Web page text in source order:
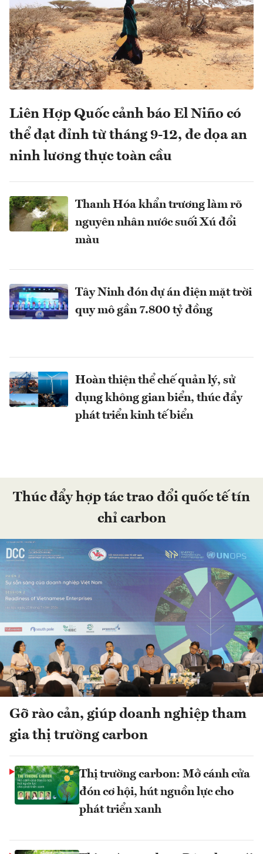
Liên Hợp Quốc cảnh báo El Niño có
thể đạt đỉnh từ tháng 9-12, đe dọa an
ninh lương thực toàn cầu
Thanh Hóa khẩn trương làm rõ
nguyên nhân nước suối Xú đổi
màu
Tây Ninh đón dự án điện mặt trời
quy mô gần 7.800 tỷ đồng
Hoàn thiện thể chế quản lý, sử
dụng không gian biển, thúc đẩy
phát triển kinh tế biển
Thúc đẩy hợp tác trao đổi quốc tế tín
chỉ carbon
Gỡ rào cản, giúp doanh nghiệp tham
gia thị trường carbon
Thị trường carbon: Mở cánh cửa
đón cơ hội, hút nguồn lực cho
phát triển xanh